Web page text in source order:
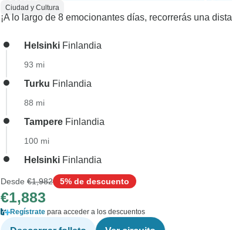
Ciudad y Cultura
¡A lo largo de 8 emocionantes días, recorrerás una
Helsinki Finlandia
93 mi
Turku Finlandia
88 mi
Tampere Finlandia
100 mi
Helsinki Finlandia
Desde €1,982 5% de descuento
€1,883
Regístrate para acceder a los descuentos